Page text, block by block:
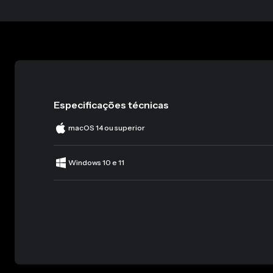
Especificações técnicas
macOS 14 ou superior
Windows 10 e 11